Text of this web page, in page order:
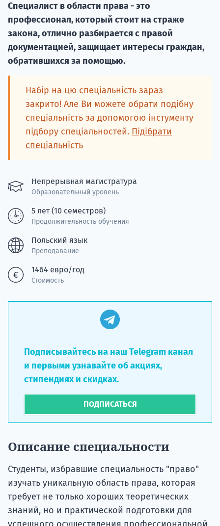
Специалист в области права - это
профессионал, который стоит на страже
закона, отлично разбирается с правой
документацией, защищает интересы граждан,
обратившихся за помощью.
Набір на цю спеціальність зараз
закрито! Але Ви можете обрати подібну
спеціальність за допомогою інстументу
підбору спеціальностей. Підібрати
спеціальність
Непрерывная магистратура
Образовательный уровень
5 лет (10 семестров)
Продолжительность обучения
Польский язык
Преподавание
1464 евро/год
Стоимость
Подписывайтесь на наш Telegram канал
и первыми узнавайте об акциях,
стипендиях и скидках.
ПОДПИСАТЬСЯ
Описание специальности
Студенты, избравшие специальность "право"
изучать уникальную область права, которая
требует не только хороших теоретических
знаний, но и практической подготовки для